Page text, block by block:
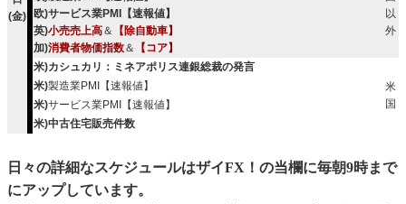
(金)
欧)サービス業PMI【速報値】
英)小売売上高＆
【除自動車】
加)消費者物価指数＆ 【コア】
以
外
米)カシュカリ：ミネアポリス連銀総裁の発言
米
国
米)製造業PMI【速報値】
米)サービス業PMI【速報値】
米)中古住宅販売件数
日々の詳細なスケジュールはザイFX！の当欄に毎朝9時まで
にアップしています。